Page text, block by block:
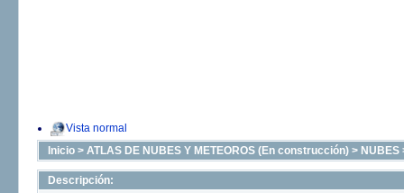
Vista normal
Inicio > ATLAS DE NUBES Y METEOROS (En construcción) > NUBES
Descripción: